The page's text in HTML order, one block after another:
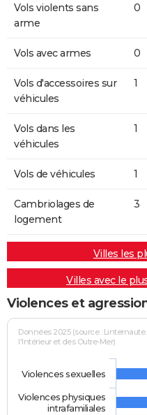
Vols violents sans
arme
0
Vols avec armes 0
Vols d'accessoires sur
véhicules
1
Vols dans les
véhicules
1
Vols de véhicules 1
Cambriolages de
logement
3
Villes les
Villes avec le
Violences et
Données 2025 (source :
l'Intérieur et des Outre-Mer)
Violences sexuelles
Violences physiques
intrafamiliales